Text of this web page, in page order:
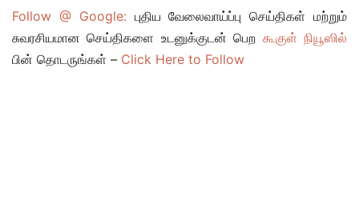
Follow @ Google: புதிய வேலைவாய்ப்பு செய்திகள் மற்றும்
சுவரசியமான செய்திகளை உடனுக்குடன் பெற கூகுள் நியூஸில்
பின் தொடருங்கள் – Click Here to Follow